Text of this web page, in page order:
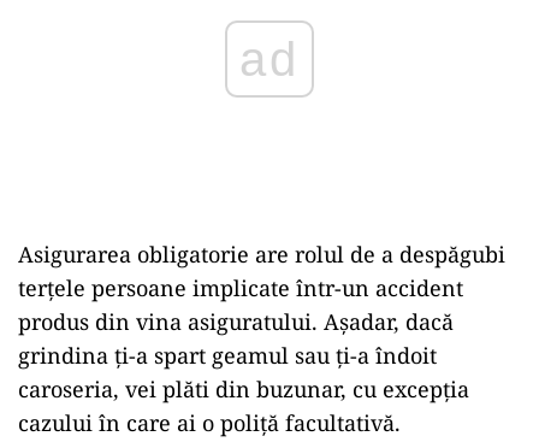
Asigurarea obligatorie are rolul de a despăgubi
terțele persoane implicate într-un accident
produs din vina asiguratului. Așadar, dacă
grindina ți-a spart geamul sau ți-a îndoit
caroseria, vei plăti din buzunar, cu excepția
cazului în care ai o poliță facultativă.